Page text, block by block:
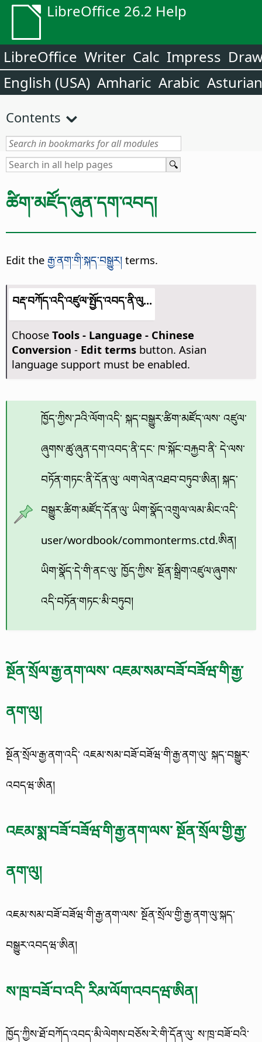
LibreOffice 26.2 Help
LibreOffice Writer Calc Impress
English (USA) Amharic Arabic Asturian
Contents
ཚིག་མཛོད་ཞུན་དག་འབད།
Edit the རྒྱ་ནག་གི་སྐད་བསྒྱུར། terms.
བརྡ་བཀོད་འདི་འཛུལ་སྤྱོད་འབད་ནི་ལུ...
Choose Tools - Language - Chinese
Conversion - Edit termsbutton. Asian
language support must be enabled.
ཁྱོད་ཀྱིས་ཌའི་ལོག་འདི་ སྐད་བསྒྱུར་ཚིག་མཛོད་ལས་ འཛུལ་
ཞུགས་ཚུ་ཞུན་དག་འབད་ནི་དང་ ཁ་སྐོང་བརྐྱབ་ནི་ དེ་ལས་
བཏོན་གཏང་ནི་དོན་ལུ་ ལག་ལེན་འཐབ་བཏུབ་ཨིན། སྐད་
བསྒྱུར་ཚིག་མཛོད་དོན་ལུ་ ཡིག་སྣོད་འགྲུལ་ལམ་མིང་འདི་
user/wordbook/commonterms.ctd.ཨིན།
ཡིག་སྣོད་དེ་གི་ནང་ལུ་ ཁྱོད་ཀྱིས་ སྔོན་སྒྲིག་འཛུལ་ཞུགས་
འདི་བཏོན་གཏང་མི་བཏུབ།
སྔོན་སྲོལ་རྒྱ་ནག་ལས་ འཇམ་སམ་བཟོ་བཟོཝ་གི་རྒྱ་
ནག་ལུ།
སྔོན་སྲོལ་རྒྱ་ནག་འདི་ འཇམ་སམ་བཟོ་བཟོཝ་གི་རྒྱ་ནག་ལུ་ སྐད་བསྒྱུར་
འབདཝ་ཨིན།
འཇམ་སྨ་བཟོ་བཟོཝ་གི་རྒྱ་ནག་ལས་ སྔོན་སྲོལ་གྱི་རྒྱ་
ནག་ལུ།
འཇམ་སམ་བཟོ་བཟོཝ་གི་རྒྱ་ནག་ལས་ སྔོན་སྲོལ་གྱི་རྒྱ་ནག་ལུ་སྐད་
བསྒྱུར་འབདཝ་ཨིན།
ས་ཁྲ་བཟོ་བ་འདི་ རིམ་ལོག་འབདཝ་ཨིན།
ཁྱོད་ཀྱིས་ཐོ་བཀོད་འབད་མི་ལེགས་བཅོས་རེ་གི་དོན་ལུ་ ས་ཁྲ་བཟོ་བའི་